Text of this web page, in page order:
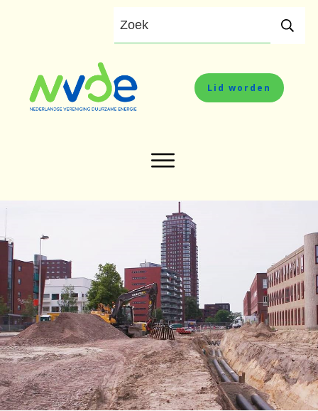
Lid worden